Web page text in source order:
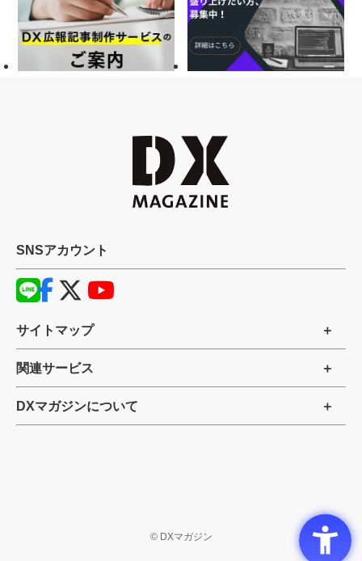
SNSアカウント
サイトマップ
関連サービス
DXマガジンについて
©DXマガジン